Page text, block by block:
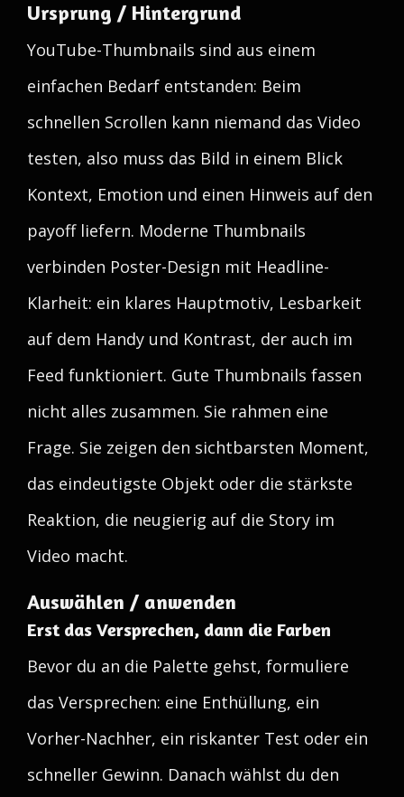
Ursprung / Hintergrund
YouTube-Thumbnails sind aus einem
einfachen Bedarf entstanden: Beim
schnellen Scrollen kann niemand das Video
testen, also muss das Bild in einem Blick
Kontext, Emotion und einen Hinweis auf den
payoff liefern. Moderne Thumbnails
verbinden Poster-Design mit Headline-
Klarheit: ein klares Hauptmotiv, Lesbarkeit
auf dem Handy und Kontrast, der auch im
Feed funktioniert. Gute Thumbnails fassen
nicht alles zusammen. Sie rahmen eine
Frage. Sie zeigen den sichtbarsten Moment,
das eindeutigste Objekt oder die stärkste
Reaktion, die neugierig auf die Story im
Video macht.
Auswählen / anwenden
Erst das Versprechen, dann die Farben
Bevor du an die Palette gehst, formuliere
das Versprechen: eine Enthüllung, ein
Vorher-Nachher, ein riskanter Test oder ein
schneller Gewinn. Danach wählst du den